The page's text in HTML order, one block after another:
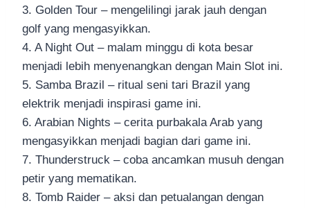
3. Golden Tour – mengelilingi jarak jauh dengan
golf yang mengasyikkan.
4. A Night Out – malam minggu di kota besar
menjadi lebih menyenangkan dengan Main Slot ini.
5. Samba Brazil – ritual seni tari Brazil yang
elektrik menjadi inspirasi game ini.
6. Arabian Nights – cerita purbakala Arab yang
mengasyikkan menjadi bagian dari game ini.
7. Thunderstruck – coba ancamkan musuh dengan
petir yang mematikan.
8. Tomb Raider – aksi dan petualangan dengan